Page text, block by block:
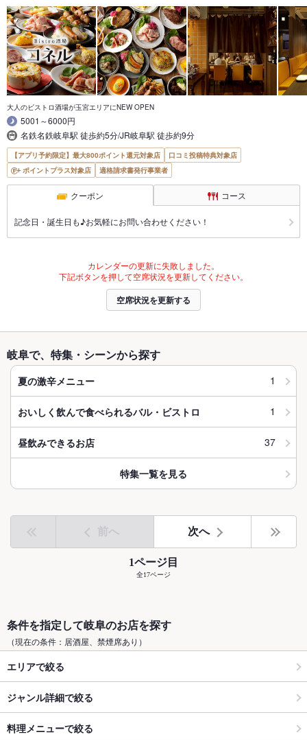
大人のビストロ酒場が玉宮エリアにNEW OPEN
5001～6000円
名鉄名鉄岐阜駅 徒歩約5分/JR岐阜駅 徒歩約9分
【アプリ予約限定】最大800ポイント還元対象店
口コミ投稿特典対象店
ポイントプラス対象店
適格請求書発行事業者
クーポン コース
記念日・誕生日も♪お気軽にお問い合わせください！
カレンダーの更新に失敗しました。
下記ボタンを押して空席状況を更新してください。
空席状況を更新する
岐阜で、特集・シーンから探す
夏の激辛メニュー 1
おいしく飲んで食べられるバル・ビストロ 1
昼飲みできるお店 37
特集一覧を見る
前へ 次へ
1ページ目
全17ページ
条件を指定して岐阜のお店を探す
（現在の条件：居酒屋、禁煙席あり）
エリアで絞る
ジャンル詳細で絞る
料理メニューで絞る